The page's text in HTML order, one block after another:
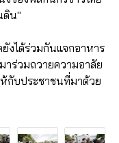
ดิน"
งได้ร่วมกันแจกอาหาร
าร่วมถวายความอาลัย
ห้กับประชาชนที่มาด้วย